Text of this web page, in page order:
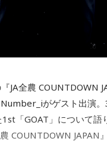
JA全農 COUNTDOWN
Number_iがゲスト出演。
「GOAT」について語
農 COUNTDOWN JAPAN